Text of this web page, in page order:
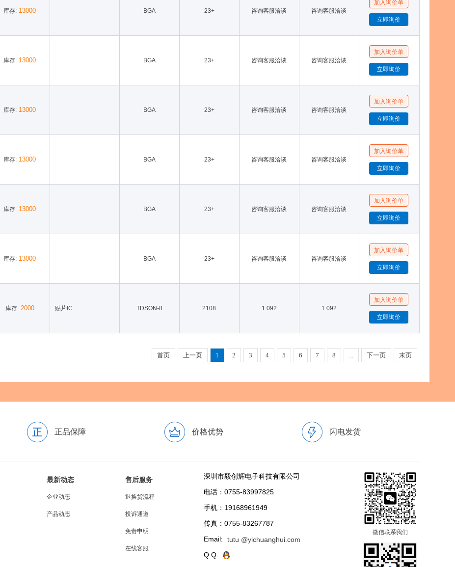
库存: 13000 BGA 23+ 咨询客服洽谈 咨询客服洽谈
库存: 13000 BGA 23+ 咨询客服洽谈 咨询客服洽谈
库存: 13000 BGA 23+ 咨询客服洽谈 咨询客服洽谈
库存: 13000 BGA 23+ 咨询客服洽谈 咨询客服洽谈
库存: 13000 BGA 23+ 咨询客服洽谈 咨询客服洽谈
库存: 13000 BGA 23+ 咨询客服洽谈 咨询客服洽谈
库存: 2000 贴片IC TDSON-8 2108 1.092 1.092
首页 上一页 1 2 3 4 5 6 7 8 ... 下一页 末页
正品保障 价格优势 闪电发货
最新动态
企业动态
产品动态
售后服务
退换货流程
投诉通道
免责申明
在线客服
深圳市毅创辉电子科技有限公司
电话：0755-83997825
手机：19168961949
传真：0755-83267787
Email:
tutu @yichuanghui.com
Q Q:
微信联系我们